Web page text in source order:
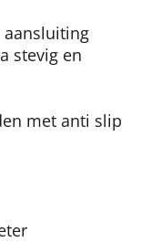
stevig en
met anti slip